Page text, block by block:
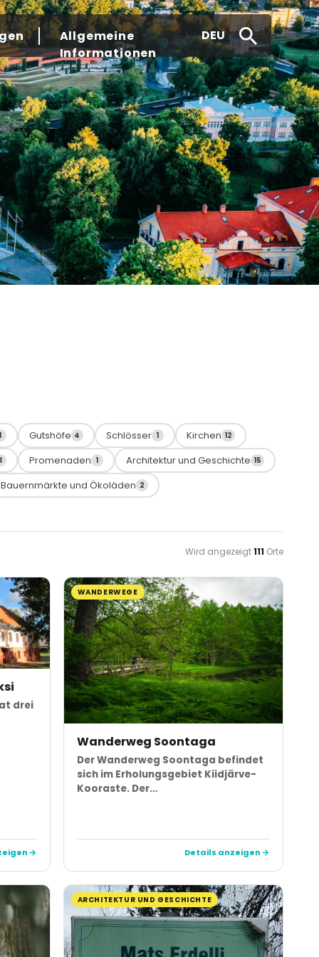
Allgemeine
Informationen
DEU
Gutshöfe 4 Schlösser 1 Kirchen 12
Promenaden 1 Architektur und Geschichte 15
Bauernmärkte und Ökoläden 2
Wird angezeigt111 Orte
drei
WANDERWEGE
Wanderweg Soontaga
Der Wanderweg Soontaga befindet
sich im Erholungsgebiet Kiidjärve-
Kooraste. Der…
Details anzeigen
ARCHITEKTUR UND GESCHICHTE